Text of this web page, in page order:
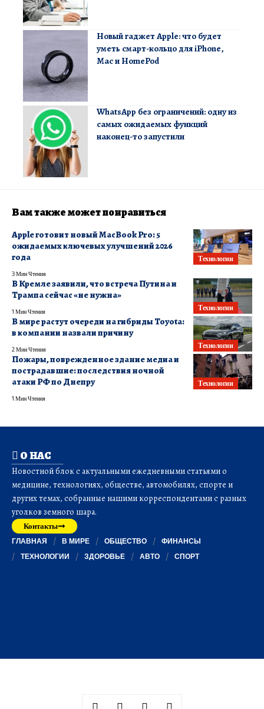
Новый гаджет Apple: что будет
уметь смарт-кольцо для iPhone,
Mac и HomePod
WhatsApp без ограничений: одну из
самых ожидаемых функций
наконец-то запустили
Вам также может понравиться
Технологии
Apple готовит новый MacBook Pro: 5
ожидаемых ключевых улучшений 2026
года
3 Мин Чтения
Технологии
В Кремле заявили, что встреча Путина и
Трампа сейчас «не нужна»
1 Мин Чтения
Технологии
В мире растут очереди на гибриды Toyota:
в компании назвали причину
2 Мин Чтения
Технологии
Пожары, поврежденное здание медиа и
пострадавшие: последствия ночной
атаки РФ по Днепру
1 Мин Чтения
О НАС
Новостной блок с актуальными ежедневными статьями о
медицине, технологиях, обществе, автомобилях, спорте и
других темах, собранные нашими корреспондентами с разных
уголков земного шара.
Контакты
ГЛАВНАЯ В МИРЕ ОБЩЕСТВО
ФИНАНСЫ
ТЕХНОЛОГИИ
ЗДОРОВЬЕ АВТО СПОРТ